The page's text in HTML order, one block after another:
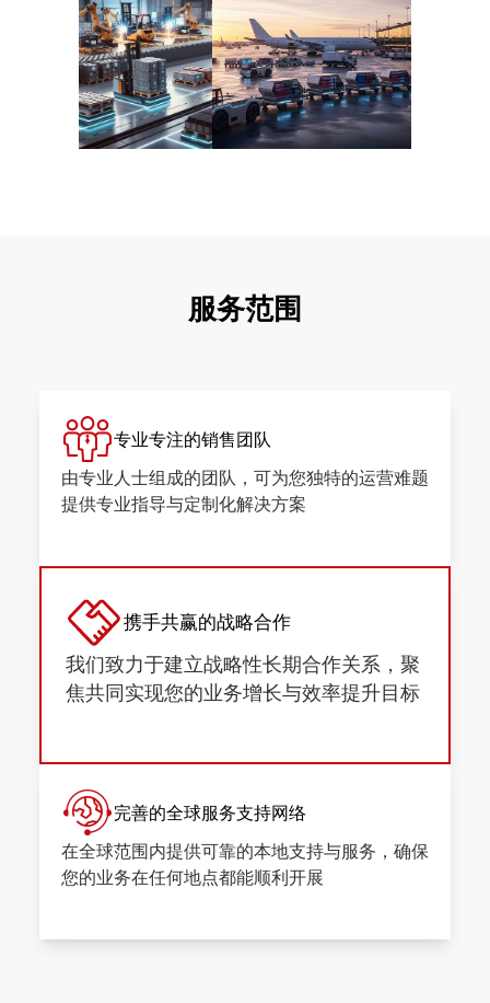
服务范围
专业专注的销售团队
由专业人士组成的团队，可为您独特的运营难题
提供专业指导与定制化解决方案
携手共赢的战略合作
我们致力于建立战略性长期合作关系，聚
焦共同实现您的业务增长与效率提升目标
完善的全球服务支持网络
在全球范围内提供可靠的本地支持与服务，确保
您的业务在任何地点都能顺利开展